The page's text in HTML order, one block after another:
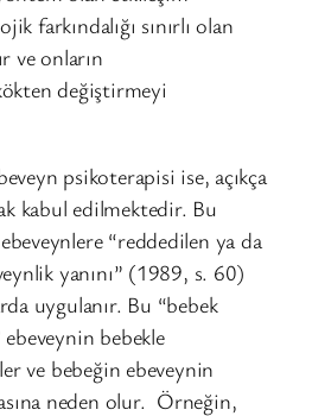
farkındalığı sınırlı olan
ve onların
değiştirmeyi
psikoterapisi ise, açıkça
kabul edilmektedir. Bu
“reddedilen ya da
yanını” (1989, s. 60)
uygulanır. Bu “bebek
bebekle
ve bebeğin ebeveynin
neden olur. Örneğin,